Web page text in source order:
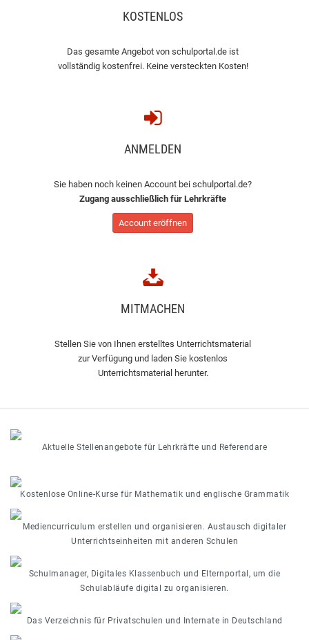
KOSTENLOS
Das gesamte Angebot von schulportal.de ist
vollständig kostenfrei. Keine versteckten Kosten!
ANMELDEN
Sie haben noch keinen Account bei schulportal.de?
Zugang ausschließlich für Lehrkräfte
Account eröffnen
MITMACHEN
Stellen Sie von Ihnen erstelltes Unterrichtsmaterial
zur Verfügung und laden Sie kostenlos
Unterrichtsmaterial herunter.
Aktuelle Stellenangebote für Lehrkräfte und Referendare
Kostenlose Online-Kurse für Mathematik und englische Grammatik
Mediencurriculum erstellen und organisieren. Austausch digitaler
Unterrichtseinheiten mit anderen Schulen
Schulmanager, Digitales Klassenbuch und Elternportal, um die
Schulabläufe digital zu organisieren.
Das Verzeichnis für Privatschulen und Internate in Deutschland